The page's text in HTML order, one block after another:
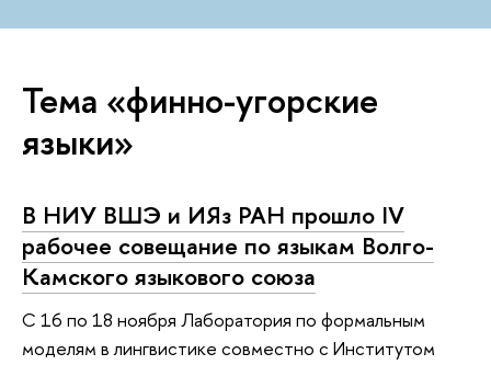
Тема «финно-угорские
языки»
В НИУ ВШЭ и ИЯз РАН прошло IV
рабочее совещание по языкам Волго-
Камского языкового союза
С 16 по 18 ноября Лаборатория по формальным
моделям в лингвистике совместно с Институтом